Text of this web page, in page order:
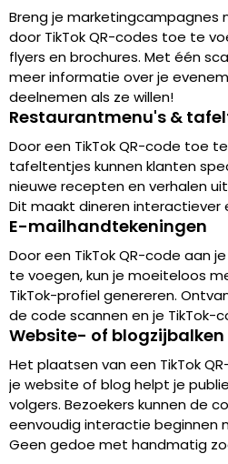
Breng je marketingcampagnes
door TikTok QR-codes toe te
flyers en brochures. Met één
meer informatie over je
deelnemen als ze willen!
Restaurantmenu's &
Door een TikTok QR-code toe
tafeltentjes kunnen klanten
nieuwe recepten en verhalen
Dit maakt dineren interactiever
E-mailhandtekeningen
Door een TikTok QR-code aan
te voegen, kun je moeiteloos
TikTok-profiel genereren.
de code scannen en je TikTok-
Website- of blogzijbalken
Het plaatsen van een TikTok
je website of blog helpt je
volgers. Bezoekers kunnen de
eenvoudig interactie beginnen
Geen gedoe met handmatig